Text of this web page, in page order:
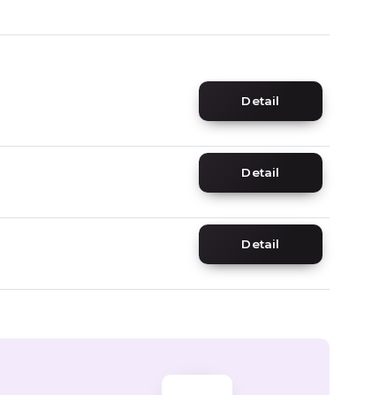
Detail
Detail
Detail